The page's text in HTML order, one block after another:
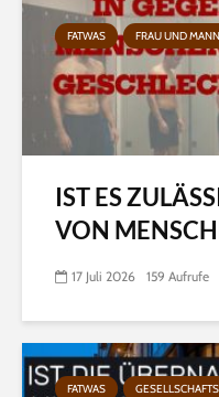
FATWAS FRAU UND MANN
IST ES
VON
17 Juli 2026 159 Aufrufe
FATWAS